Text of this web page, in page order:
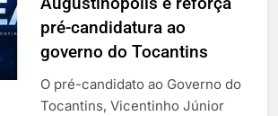
pré-candidatura ao
governo do Tocantins
O pré-candidato ao Governo do
Tocantins, Vicentinho Júnior